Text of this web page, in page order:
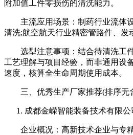
附加值工件零损伤的清洗能力。
主流应用场景：制药行业流体设
清洗;航空航天行业精密管路件、发
选型注意事项：结合待清洗工件
工艺理解与项目经验，而非通用设
速度，核算全生命周期使用成本。
三、优秀生产厂家推荐(排序无
成都金嵘智能装备技术有限公
企业概况：高新技术企业与专精